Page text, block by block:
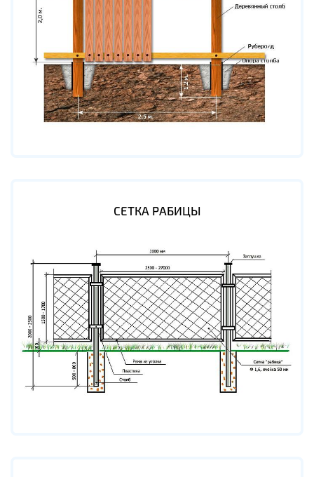
СЕТКА РАБИЦЫ